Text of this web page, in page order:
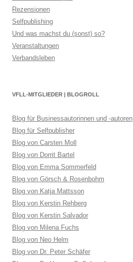
Rezensionen
Selfpublishing
Und was machst du (sonst) so?
Veranstaltungen
Verbandsleben
VFLL-MITGLIEDER | BLOGROLL
Blog für Businessautorinnen und -autoren
Blog für Selfpublisher
Blog von Carsten Moll
Blog von Dorrit Bartel
Blog von Emma Sommerfeld
Blog von Görsch & Rosenbohm
Blog von Katja Mattsson
Blog von Kerstin Rehberg
Blog von Kerstin Salvador
Blog von Milena Fuchs
Blog von Neo Helm
Blog von Dr. Peter Schäfer